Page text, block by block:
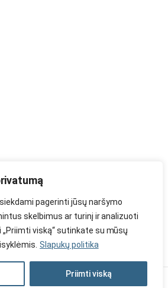
pagerinti jūsų naršymo
skelbimus ar turinį ir analizuoti
viską“ sutinkate su mūsų
Slapukų politika
Priimti viską
Be TauBaldai.lt sutikimo draudžiama
Privatumo politika